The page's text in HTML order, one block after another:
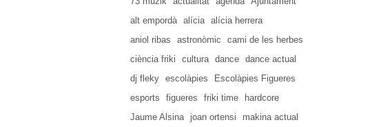
alt empordà
alícia
alícia herrera
aniol ribas
astronòmic
cami de les herbes
ciència friki
cultura dance
dance actual
dj fleky
escolàpies
Escolàpies Figueres
esports
figueres friki time
hardcore
Jaume Alsina
joan ortensi
makina actual